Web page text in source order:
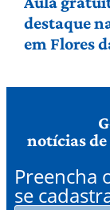
destaque
em Flores
notícias de
Preencha
se